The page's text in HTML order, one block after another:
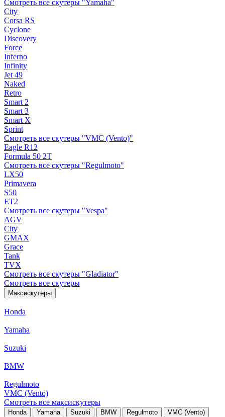
Смотреть все скутеры "Yamaha"
City
Corsa RS
Cyclone
Discovery
Force
Inferno
Infinity
Jet 49
Naked
Retro
Smart 2
Smart 3
Smart X
Sprint
Смотреть все скутеры "VMC (Vento)"
Eagle R12
Formula 50 2Т
Смотреть все скутеры "Regulmoto"
LX50
Primavera
S50
ET2
Смотреть все скутеры "Vespa"
AGV
City
GMAX
Grace
Tank
TVX
Смотреть все скутеры "Gladiator"
Смотреть все скутеры
Максискутеры
Honda
Yamaha
Suzuki
BMW
Regulmoto
VMC (Vento)
Смотреть все максискутеры
Honda Yamaha Suzuki BMW Regulmoto VMC (Vento)